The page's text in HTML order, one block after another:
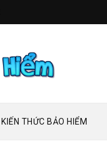
KIẾN THỨC BẢO HIỂM